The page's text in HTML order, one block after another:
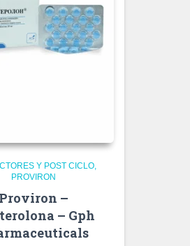
Y POST CICLO
PROVIRON
Proviron –
– Gph